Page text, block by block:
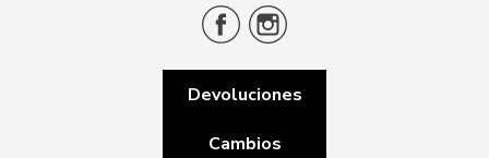
Devoluciones
Cambios